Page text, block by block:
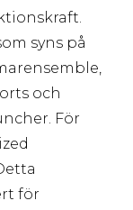
syns på
och
För
för